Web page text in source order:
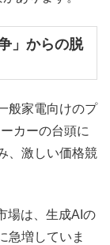
」からの脱
般家電向けのプ
カーの台頭に
、激しい価格競
場は、生成AIの
急増していま